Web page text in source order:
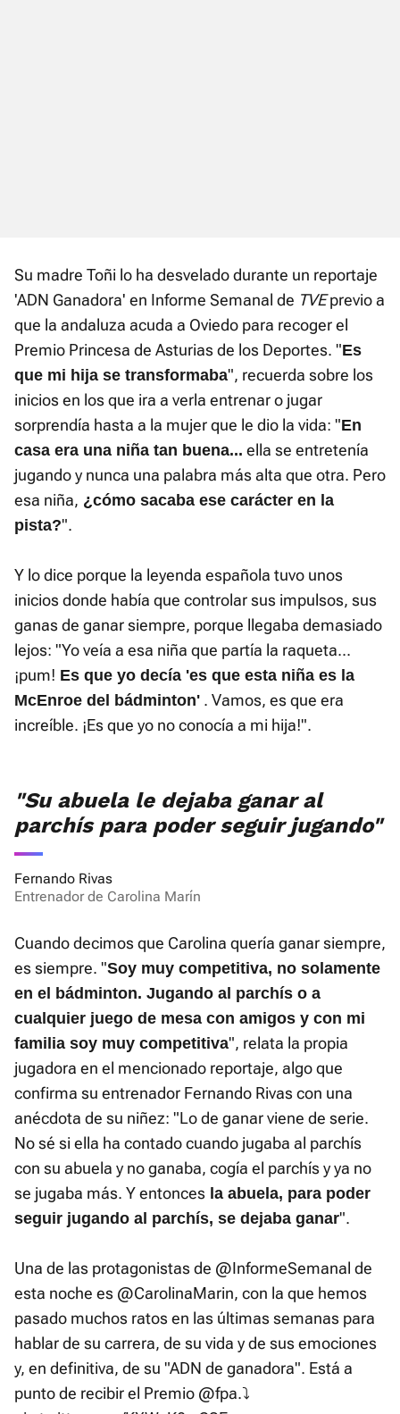
Su madre Toñi lo ha desvelado durante un reportaje
'ADN Ganadora' en Informe Semanal de TVEprevio a
que la andaluza acuda a Oviedo para recoger el
Premio Princesa de Asturias de los Deportes. "Es
que mi hija se transformaba", recuerda sobre los
inicios en los que ira a verla entrenar o jugar
sorprendía hasta a la mujer que le dio la vida: "En
casa era una niña tan buena... ella se entretenía
jugando y nunca una palabra más alta que otra. Pero
esa niña, ¿cómo sacaba ese carácter en la
pista?".
Y lo dice porque la leyenda española tuvo unos
inicios donde había que controlar sus impulsos, sus
ganas de ganar siempre, porque llegaba demasiado
lejos: "Yo veía a esa niña que partía la raqueta...
¡pum! Es que yo decía 'es que esta niña es la
McEnroe del bádminton' . Vamos, es que era
increíble. ¡Es que yo no conocía a mi hija!".
"Su abuela le dejaba ganar al
parchís para poder seguir jugando"
Fernando Rivas
Entrenador de Carolina Marín
Cuando decimos que Carolina quería ganar siempre,
es siempre. "Soy muy competitiva, no solamente
en el bádminton. Jugando al parchís o a
cualquier juego de mesa con amigos y con mi
familia soy muy competitiva", relata la propia
jugadora en el mencionado reportaje, algo que
confirma su entrenador Fernando Rivas con una
anécdota de su niñez: "Lo de ganar viene de serie.
No sé si ella ha contado cuando jugaba al parchís
con su abuela y no ganaba, cogía el parchís y ya no
se jugaba más. Y entonces la abuela, para poder
seguir jugando al parchís, se dejaba ganar".
Una de las protagonistas de @InformeSemanal de
esta noche es @CarolinaMarin, con la que hemos
pasado muchos ratos en las últimas semanas para
hablar de su carrera, de su vida y de sus emociones
y, en definitiva, de su "ADN de ganadora". Está a
punto de recibir el Premio @fpa.⤵️